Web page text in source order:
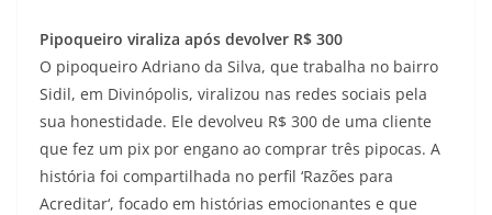
Pipoqueiro viraliza após devolver R$ 300
O pipoqueiro Adriano da Silva, que trabalha no bairro
Sidil, em Divinópolis, viralizou nas redes sociais pela
sua honestidade. Ele devolveu R$ 300 de uma cliente
que fez um pix por engano ao comprar três pipocas. A
história foi compartilhada no perfil ‘Razões para
Acreditar‘, focado em histórias emocionantes e que